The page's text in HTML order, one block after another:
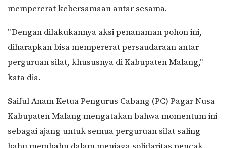
mempererat kebersamaan antar sesama.
”Dengan dilakukannya aksi penanaman pohon ini,
diharapkan bisa mempererat persaudaraan antar
perguruan silat, khususnya di Kabupaten Malang,”
kata dia.
Saiful Anam Ketua Pengurus Cabang (PC) Pagar Nusa
Kabupaten Malang mengatakan bahwa momentum ini
sebagai ajang untuk semua perguruan silat saling